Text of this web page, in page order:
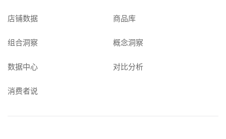
店铺数据 商品库
组合洞察 概念洞察
数据中心 对比分析
消费者说